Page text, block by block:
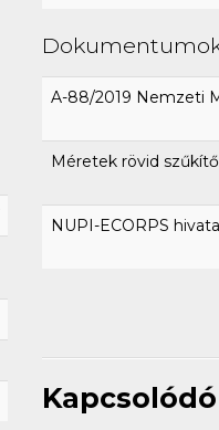
A-88/2019 Nemzeti
Méretek rövid
NUPI-ECORPS